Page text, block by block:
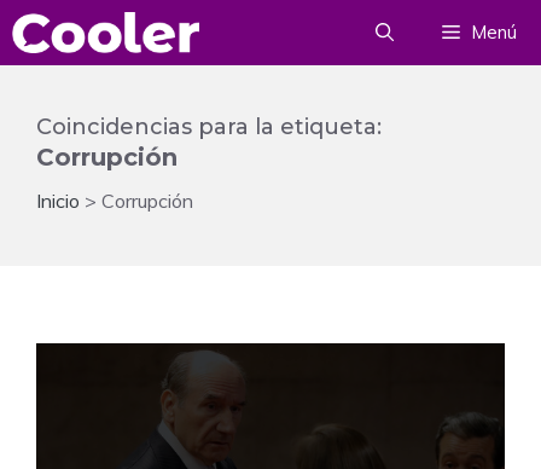
Saltar
al
Menú
Coincidencias para la etiqueta:
Corrupción
Inicio > Corrupción